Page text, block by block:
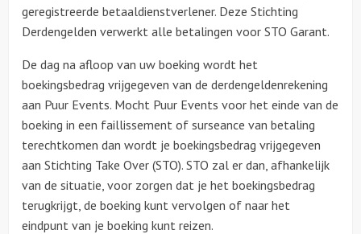
geregistreerde betaaldienstverlener. Deze Stichting
Derdengelden verwerkt alle betalingen voor STO Garant.
De dag na afloop van uw boeking wordt het
boekingsbedrag vrijgegeven van de derdengeldenrekening
aan Puur Events. Mocht Puur Events voor het einde van de
boeking in een faillissement of surseance van betaling
terechtkomen dan wordt je boekingsbedrag vrijgegeven
aan Stichting Take Over (STO). STO zal er dan, afhankelijk
van de situatie, voor zorgen dat je het boekingsbedrag
terugkrijgt, de boeking kunt vervolgen of naar het
eindpunt van je boeking kunt reizen.